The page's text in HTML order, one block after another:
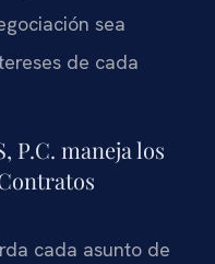
sea
de cada
P.C. maneja los
cada asunto de